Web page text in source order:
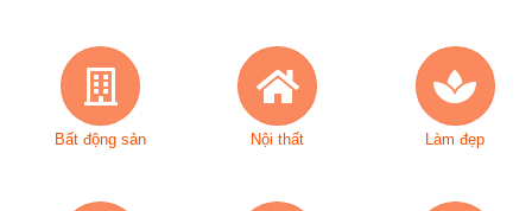
Bất động sản Nội thất Làm đẹp